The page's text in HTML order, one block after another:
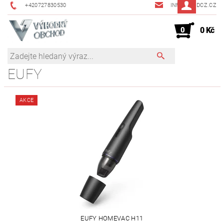
+420727830530 INFO@JMDCZ.CZ
0 0 Kč
EUFY
AKCE
EUFY HOMEVAC H11